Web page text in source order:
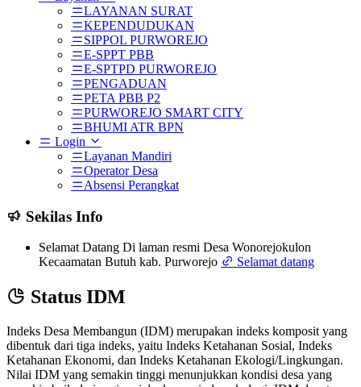
LAYANAN SURAT
KEPENDUDUKAN
SIPPOL PURWOREJO
E-SPPT PBB
E-SPTPD PURWOREJO
PENGADUAN
PETA PBB P2
PURWOREJO SMART CITY
BHUMI ATR BPN
Login
Layanan Mandiri
Operator Desa
Absensi Perangkat
Sekilas Info
Selamat Datang Di laman resmi Desa Wonorejokulon
Kecaamatan Butuh kab. Purworejo
Selamat datang
Status IDM
Indeks Desa Membangun (IDM) merupakan indeks komposit yang
dibentuk dari tiga indeks, yaitu Indeks Ketahanan Sosial, Indeks
Ketahanan Ekonomi, dan Indeks Ketahanan Ekologi/Lingkungan.
Nilai IDM yang semakin tinggi menunjukkan kondisi desa yang